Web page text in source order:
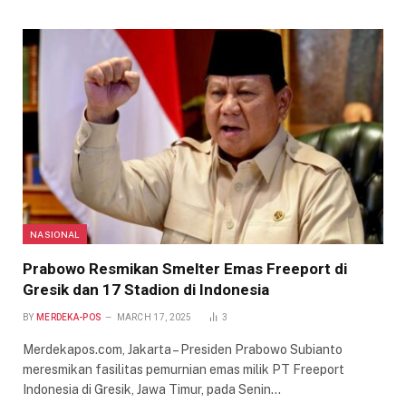
NASIONAL
Prabowo Resmikan Smelter Emas Freeport di
Gresik dan 17 Stadion di Indonesia
BY MERDEKA-POS MARCH 17, 2025 3
Merdekapos.com, Jakarta – Presiden Prabowo Subianto
meresmikan fasilitas pemurnian emas milik PT Freeport
Indonesia di Gresik, Jawa Timur, pada Senin…